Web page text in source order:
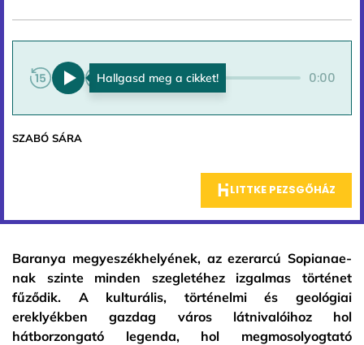
0:00 0:00
SZABÓ SÁRA
LITTKE PEZSGŐHÁZ
Baranya megyeszékhelyének, az ezerarcú Sopianae-
nak szinte minden szegletéhez izgalmas történet
fűződik. A kulturális, történelmi és geológiai
ereklyékben gazdag város látnivalóihoz hol
hátborzongató legenda, hol megmosolyogtató